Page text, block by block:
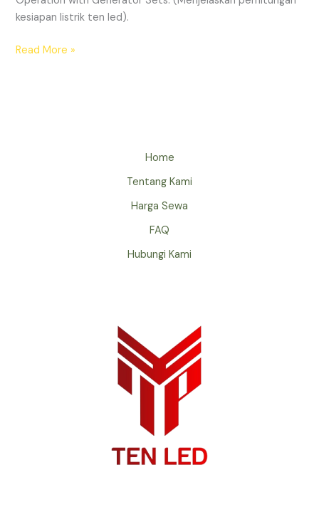
kesiapan listrik ten led).
Read More »
Home
Tentang Kami
Harga Sewa
FAQ
Hubungi Kami